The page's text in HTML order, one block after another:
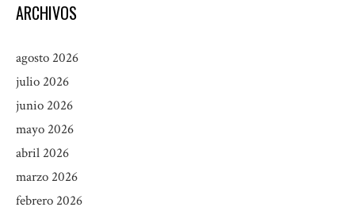
ARCHIVOS
agosto 2026
julio 2026
junio 2026
mayo 2026
abril 2026
marzo 2026
febrero 2026